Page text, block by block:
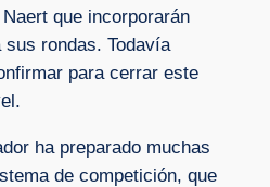
que incorporarán
rondas. Todavía
para cerrar este
ha preparado muchas
de competición, que